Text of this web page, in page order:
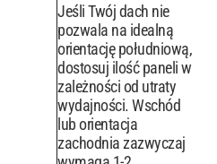
Jeśli Twój dach nie
pozwala na idealną
orientację południową,
dostosuj ilość paneli w
zależności od utraty
wydajności. Wschód
lub orientacja
zachodnia zazwyczaj